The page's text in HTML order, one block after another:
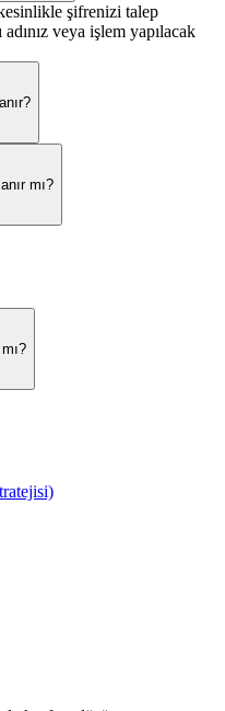
şifrenizi talep
veya işlem yapılacak
mı?